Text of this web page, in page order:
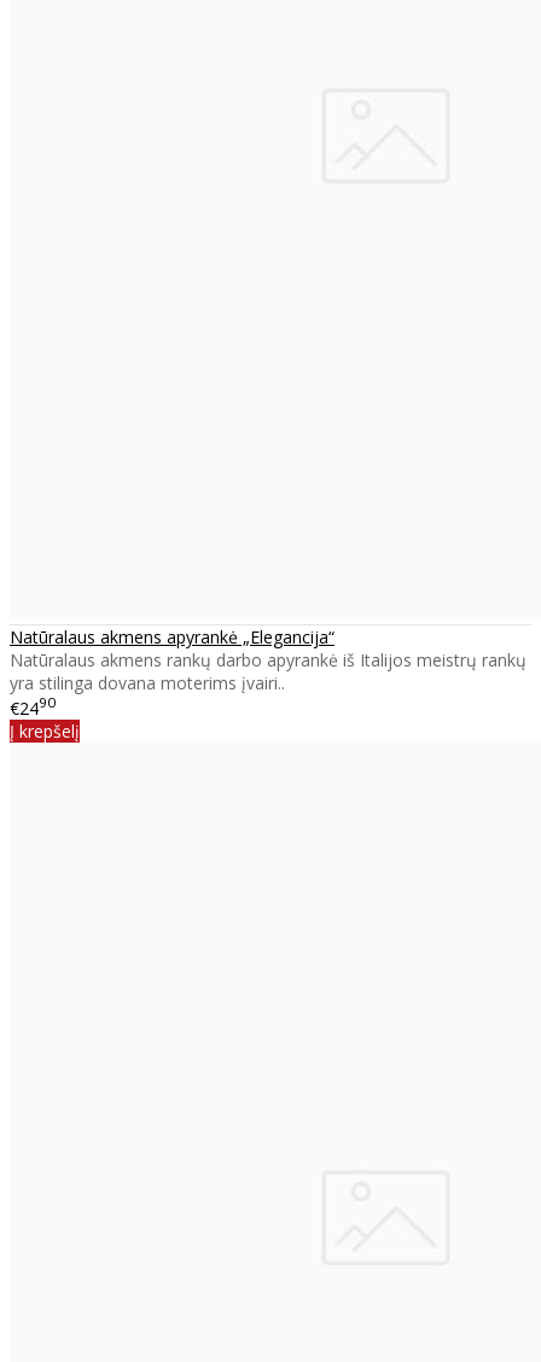
Natūralaus akmens apyrankė „Elegancija“
Natūralaus akmens rankų darbo apyrankė iš Italijos meistrų rankų
yra stilinga dovana moterims įvairi..
€2490
Į krepšelį